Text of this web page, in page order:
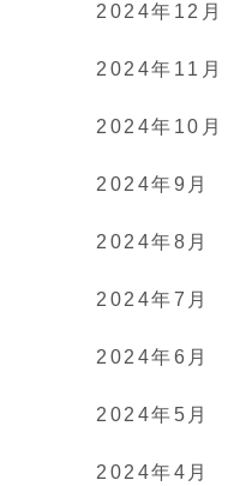
2024年12月
2024年11月
2024年10月
2024年9月
2024年8月
2024年7月
2024年6月
2024年5月
2024年4月